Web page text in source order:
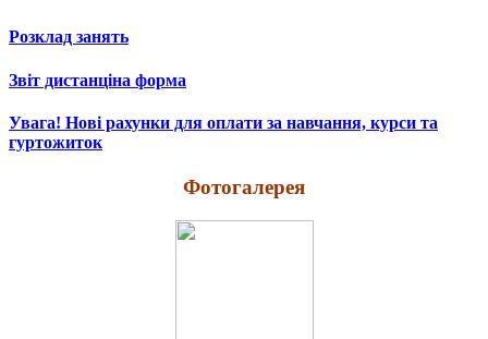
Розклад занять
Звіт дистанціна форма
Увага! Нові рахунки для оплати за навчання, курси та
гуртожиток
Фотогалерея